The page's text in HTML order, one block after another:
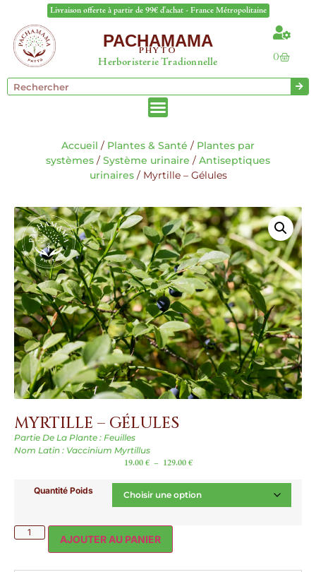
Livraison offerte à partir de 99€ d'achat - France Métropolitaine
PACHAMAMA
PHYTO
Herboristerie Tradionnelle 0
Accueil / Plantes & Santé / Plantes par
systèmes / Système urinaire / Antiseptiques
urinaires/ Myrtille – Gélules
MYRTILLE – GÉLULES
Partie De La Plante : Feuilles
Nom Latin : Vaccinium Myrtillus
19.00 € – 129.00 €
Quantité Poids
AJOUTER AU PANIER